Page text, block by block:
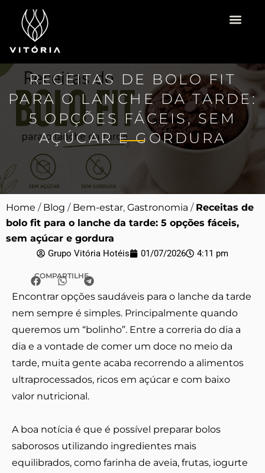
conteúdo
RECEITAS DE BOLO FIT
PARA O LANCHE DA TARDE:
5 OPÇÕES FÁCEIS, SEM
AÇÚCAR E GORDURA
Home / Blog / Bem-estar, Gastronomia / Receitas de
bolo fit para o lanche da tarde: 5 opções fáceis,
sem açúcar e gordura
Grupo Vitória Hotéis 01/07/2026 4:11 pm
COMPARTILHE
Encontrar opções saudáveis para o lanche da tarde
nem sempre é simples. Principalmente quando
queremos um “bolinho”. Entre a correria do dia a
dia e a vontade de comer um doce no meio da
tarde, muita gente acaba recorrendo a alimentos
ultraprocessados, ricos em açúcar e com baixo
valor nutricional.
A boa notícia é que é possível preparar bolos
saborosos utilizando ingredientes mais
equilibrados, como farinha de aveia, frutas, iogurte